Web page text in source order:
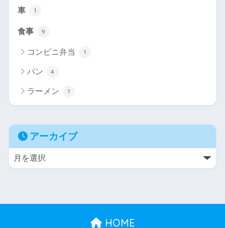
車 1
食事 9
コンビニ弁当 1
パン 4
ラーメン 1
アーカイブ
HOME